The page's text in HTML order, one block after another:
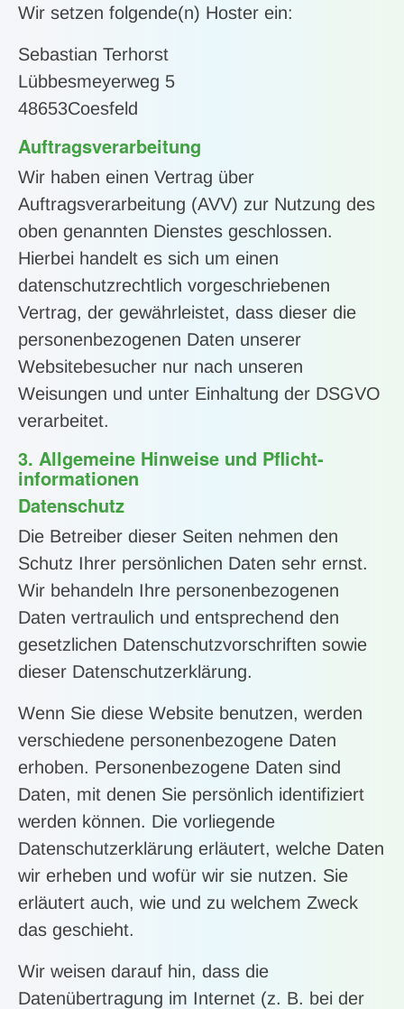
Wir setzen folgende(n) Hoster ein:
Sebastian Terhorst
Lübbesmeyerweg 5
48653Coesfeld
Auftragsverarbeitung
Wir haben einen Vertrag über
Auftragsverarbeitung (AVV) zur Nutzung des
oben genannten Dienstes geschlossen.
Hierbei handelt es sich um einen
datenschutzrechtlich vorgeschriebenen
Vertrag, der gewährleistet, dass dieser die
personenbezogenen Daten unserer
Websitebesucher nur nach unseren
Weisungen und unter Einhaltung der DSGVO
verarbeitet.
3. Allgemeine Hinweise und Pflicht­
informationen
Datenschutz
Die Betreiber dieser Seiten nehmen den
Schutz Ihrer persönlichen Daten sehr ernst.
Wir behandeln Ihre personenbezogenen
Daten vertraulich und entsprechend den
gesetzlichen Datenschutzvorschriften sowie
dieser Datenschutzerklärung.
Wenn Sie diese Website benutzen, werden
verschiedene personenbezogene Daten
erhoben. Personenbezogene Daten sind
Daten, mit denen Sie persönlich identifiziert
werden können. Die vorliegende
Datenschutzerklärung erläutert, welche Daten
wir erheben und wofür wir sie nutzen. Sie
erläutert auch, wie und zu welchem Zweck
das geschieht.
Wir weisen darauf hin, dass die
Datenübertragung im Internet (z. B. bei der